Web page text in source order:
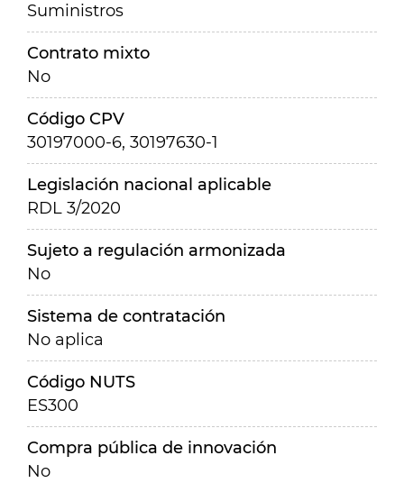
Suministros
Contrato mixto
No
Código CPV
30197000-6, 30197630-1
Legislación nacional aplicable
RDL 3/2020
Sujeto a regulación armonizada
No
Sistema de contratación
No aplica
Código NUTS
ES300
Compra pública de innovación
No